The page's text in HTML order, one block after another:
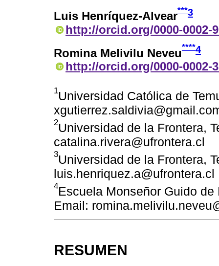
Luis Henríquez-Alvear***3
http://orcid.org/0000-0002-
Romina Melivilu Neveu****4
http://orcid.org/0000-0002-
1Universidad Católica de
2Universidad de la Frontera,
catalina.rivera@ufrontera.cl
3Universidad de la Frontera,
luis.henriquez.a@ufrontera.cl
4Escuela Monseñor Guido
Email:
RESUMEN